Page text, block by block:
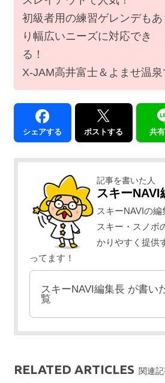
初級者用の練習ゲレンデもあ
り幅広いニーズに対応でき
る！
X-JAM高井富士＆よませ温泉
シェアする ポストする 共
記事を書いた人
スキーNAVI
スキーNAVIの編
スキー・スノボ
かりやすく提供
ってます！
スキーNAVI編集長 が書い
覧
RELATED ARTICLES 関連